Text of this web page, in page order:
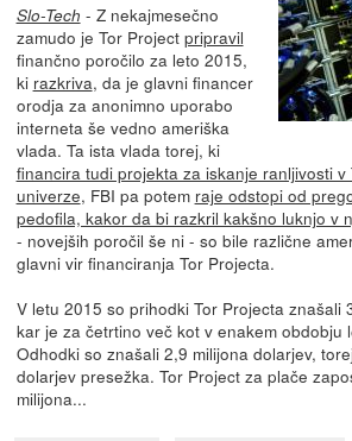
Slo-Tech - Z nekajmesečno
zamudo je Tor Project pripravil
finančno poročilo za leto 2015,
ki razkriva, da je glavni financer
orodja za anonimno uporabo
interneta še vedno ameriška
vlada. Ta ista vlada torej, ki
financira tudi projekta za iskanje ranljivosti v
univerze, FBI pa potem raje odstopi od
pedofila, kakor da bi razkril kakšno luknjo v
- novejših poročil še ni - so bile različne
glavni vir financiranja Tor Projecta.
V letu 2015 so prihodki Tor Projecta znašali
kar je za četrtino več kot v enakem obdobju
Odhodki so znašali 2,9 milijona dolarjev,
dolarjev presežka. Tor Project za plače
milijona...